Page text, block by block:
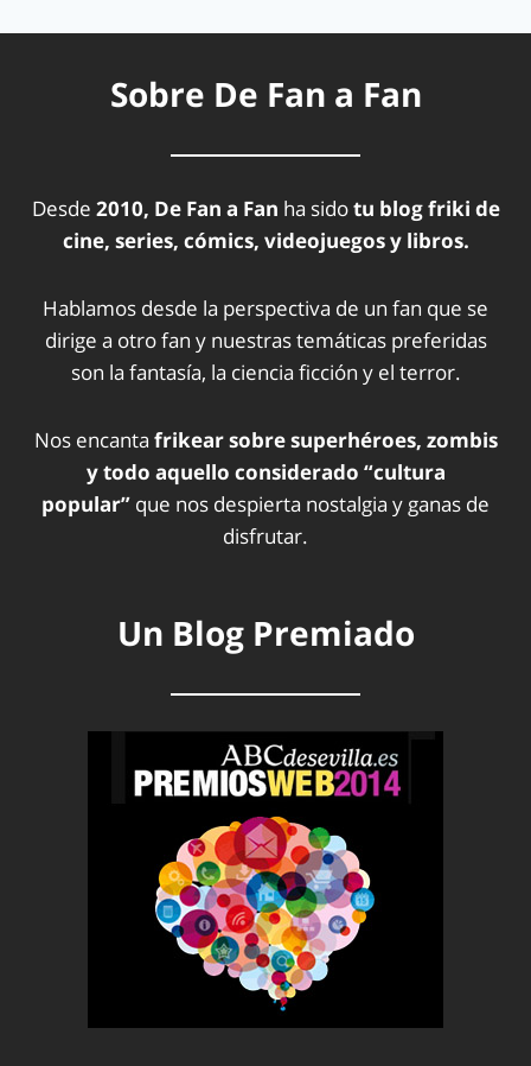
Sobre De Fan a Fan
Desde 2010, De Fan a Fan ha sidotu blog friki de
cine, series, cómics, videojuegos y libros.
Hablamos desde la perspectiva de un fan que se
dirige a otro fan y nuestras temáticas preferidas
son la fantasía, la ciencia ficción y el terror.
Nos encanta frikear sobre superhéroes, zombis
y todo aquello considerado “cultura
popular” que nos despierta nostalgia y ganas de
disfrutar.
Un Blog Premiado